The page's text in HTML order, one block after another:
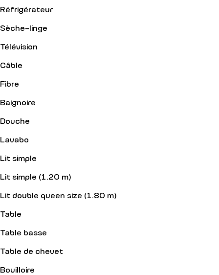
Réfrigérateur
Sèche-linge
Télévision
Câble
Fibre
Baignoire
Douche
Lavabo
Lit simple
Lit simple (1.20 m)
Lit double queen size (1.80 m)
Table
Table basse
Table de chevet
Bouilloire